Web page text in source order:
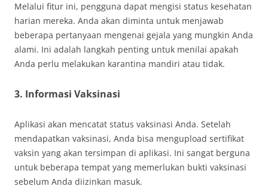
Melalui fitur ini, pengguna dapat mengisi status kesehatan
harian mereka. Anda akan diminta untuk menjawab
beberapa pertanyaan mengenai gejala yang mungkin Anda
alami. Ini adalah langkah penting untuk menilai apakah
Anda perlu melakukan karantina mandiri atau tidak.
3. Informasi Vaksinasi
Aplikasi akan mencatat status vaksinasi Anda. Setelah
mendapatkan vaksinasi, Anda bisa mengupload sertifikat
vaksin yang akan tersimpan di aplikasi. Ini sangat berguna
untuk beberapa tempat yang memerlukan bukti vaksinasi
sebelum Anda diizinkan masuk.